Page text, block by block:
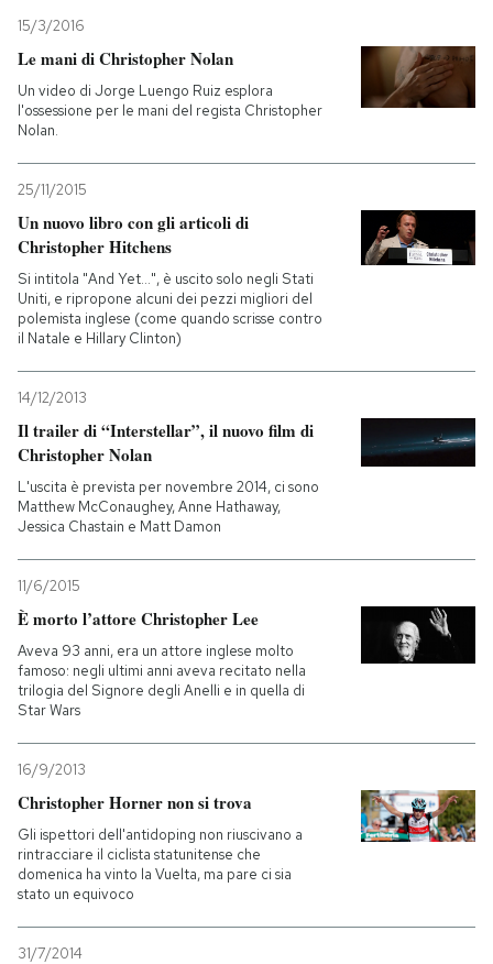
15/3/2016
Le mani di Christopher Nolan
Un video di Jorge Luengo Ruiz esplora
l'ossessione per le mani del regista Christopher
Nolan.
25/11/2015
Un nuovo libro con gli articoli di
Christopher Hitchens
Si intitola "And Yet...", è uscito solo negli Stati
Uniti, e ripropone alcuni dei pezzi migliori del
polemista inglese (come quando scrisse contro
il Natale e Hillary Clinton)
14/12/2013
Il trailer di “Interstellar”, il nuovo film di
Christopher Nolan
L'uscita è prevista per novembre 2014, ci sono
Matthew McConaughey, Anne Hathaway,
Jessica Chastain e Matt Damon
11/6/2015
È morto l’attore Christopher Lee
Aveva 93 anni, era un attore inglese molto
famoso: negli ultimi anni aveva recitato nella
trilogia del Signore degli Anelli e in quella di
Star Wars
16/9/2013
Christopher Horner non si trova
Gli ispettori dell'antidoping non riuscivano a
rintracciare il ciclista statunitense che
domenica ha vinto la Vuelta, ma pare ci sia
stato un equivoco
31/7/2014